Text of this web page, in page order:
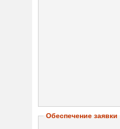
Обеспечение заявки